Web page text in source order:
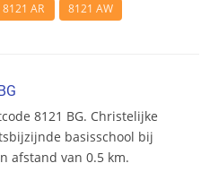
8121 AR 8121 AW
8121 BG. Christelijke
basisschool bij
afstand van 0.5 km.